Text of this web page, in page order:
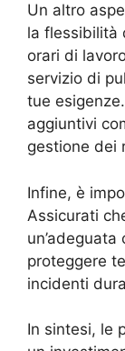
Un altro
la flessibilità
orari di
servizio di
tue
aggiuntivi
gestione dei
Infine, è
Assicurati
proteggere
incidenti
In sintesi, le